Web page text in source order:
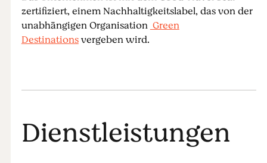
zertifiziert, einem Nachhaltigkeitslabel, das von der
unabhängigen Organisation Green
Destinationsvergeben wird.
Dienstleistungen